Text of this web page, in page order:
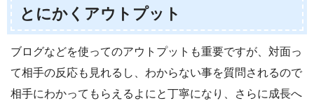
とにかくアウトプット
ブログなどを使ってのアウトプットも重要ですが、対面っ
て相手の反応も見れるし、わからない事を質問されるので
相手にわかってもらえるよにと丁寧になり、さらに成長へ